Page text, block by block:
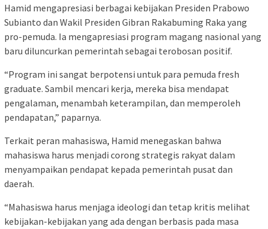
Hamid mengapresiasi berbagai kebijakan Presiden Prabowo
Subianto dan Wakil Presiden Gibran Rakabuming Raka yang
pro-pemuda. Ia mengapresiasi program magang nasional yang
baru diluncurkan pemerintah sebagai terobosan positif.
“Program ini sangat berpotensi untuk para pemuda fresh
graduate. Sambil mencari kerja, mereka bisa mendapat
pengalaman, menambah keterampilan, dan memperoleh
pendapatan,” paparnya.
Terkait peran mahasiswa, Hamid menegaskan bahwa
mahasiswa harus menjadi corong strategis rakyat dalam
menyampaikan pendapat kepada pemerintah pusat dan
daerah.
“Mahasiswa harus menjaga ideologi dan tetap kritis melihat
kebijakan-kebijakan yang ada dengan berbasis pada masa